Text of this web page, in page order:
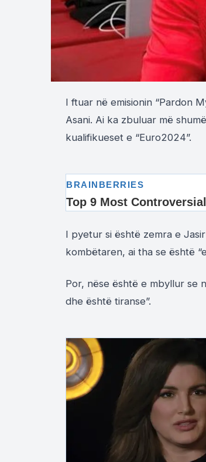
I ftuar në emisionin “Pardon
Asani. Ai ka zbuluar më
kualifikueset e “Euro2024”.
I pyetur si është zemra e
kombëtaren, ai tha se është
Por, nëse është e mbyllur se
dhe është tiranse”.